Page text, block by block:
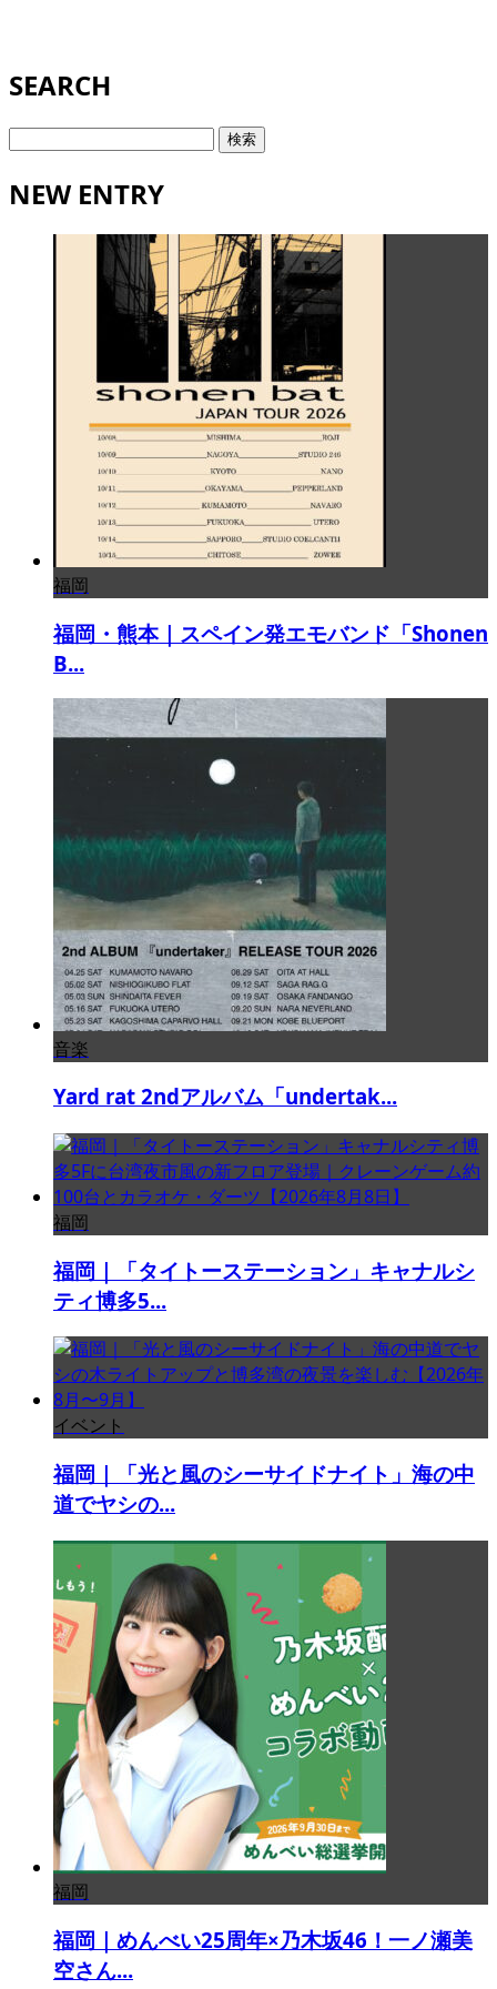
SEARCH
検
NEW ENTRY
福岡
福岡・熊本｜スペイン発エモバンド「Shonen
B...
音楽
Yard rat 2ndアルバム「undertak...
福岡
福岡｜「タイトーステーション」キャナルシ
ティ博多5...
イベント
福岡｜「光と風のシーサイドナイト」海の中
道でヤシの...
福岡
福岡｜めんべい25周年×乃木坂46！一ノ瀬美
空さん...